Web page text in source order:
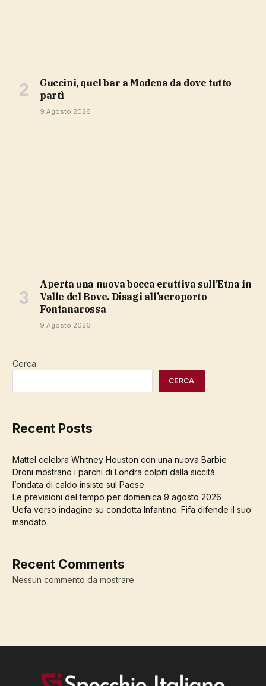
Guccini, quel bar a Modena da dove tutto
partì
9 Agosto 2026
Aperta una nuova bocca eruttiva sull’Etna in
Valle del Bove. Disagi all’aeroporto
Fontanarossa
9 Agosto 2026
Cerca
CERCA
Recent Posts
Mattel celebra Whitney Houston con una nuova Barbie
Droni mostrano i parchi di Londra colpiti dalla siccità
l’ondata di caldo insiste sul Paese
Le previsioni del tempo per domenica 9 agosto 2026
Uefa verso indagine su condotta Infantino. Fifa difende il suo
mandato
Recent Comments
Nessun commento da mostrare.